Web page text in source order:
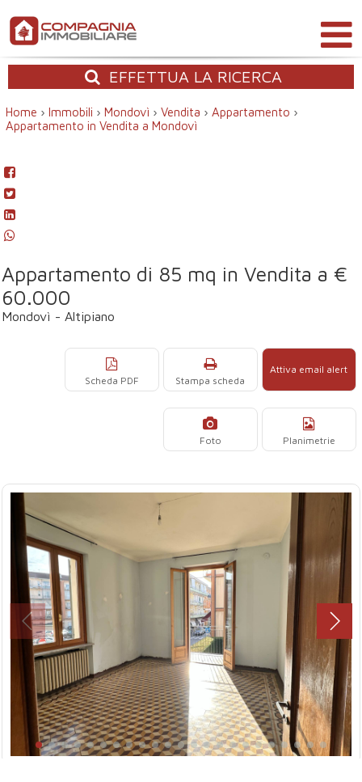
EFFETTUA LA RICERCA
Home › Immobili › Mondovì › Vendita › Appartamento ›
Appartamento in Vendita a Mondovì
Appartamento di 85 mq in Vendita a €
60.000
Mondovì - Altipiano
Attiva email alert
Stampa scheda
Scheda PDF
Planimetrie
Foto